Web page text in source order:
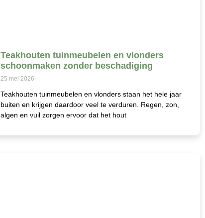
Teakhouten tuinmeubelen en vlonders
schoonmaken zonder beschadiging
25 mei 2026
Teakhouten tuinmeubelen en vlonders staan het hele jaar
buiten en krijgen daardoor veel te verduren. Regen, zon,
algen en vuil zorgen ervoor dat het hout